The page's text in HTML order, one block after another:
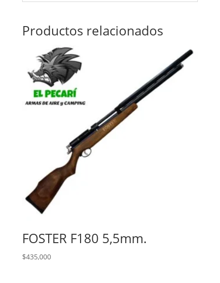
Productos relacionados
FOSTER F180 5,5mm.
$435,000